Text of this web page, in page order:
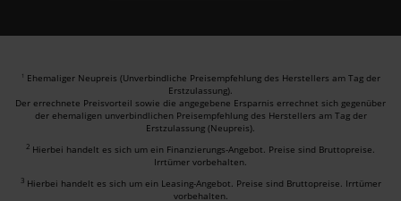
1 Ehemaliger Neupreis (Unverbindliche Preisempfehlung des Herstellers am Tag der
Erstzulassung).
Der errechnete Preisvorteil sowie die angegebene Ersparnis errechnet sich gegenüber
der ehemaligen unverbindlichen Preisempfehlung des Herstellers am Tag der
Erstzulassung (Neupreis).
2 Hierbei handelt es sich um ein Finanzierungs-Angebot. Preise sind Bruttopreise.
Irrtümer vorbehalten.
3 Hierbei handelt es sich um ein Leasing-Angebot. Preise sind Bruttopreise. Irrtümer
vorbehalten.